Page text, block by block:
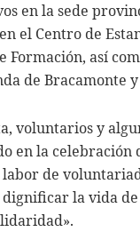
en la sede
el Centro de
Formación, así
de Bracamonte
voluntarios y
en la celebración
de
la vida